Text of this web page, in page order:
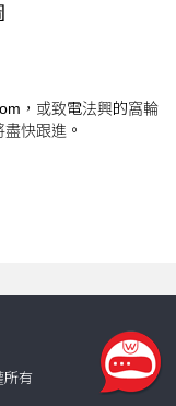
，或致電法興的窩輪
快跟進。
所有